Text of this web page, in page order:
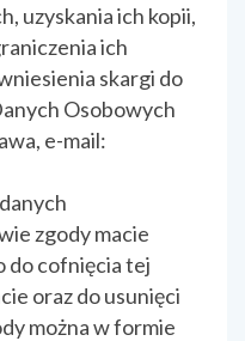
uzyskania ich kopii,
ich
skargi do
Osobowych
e-mail:
zgody macie
do cofnięcia tej
oraz do usunięci
można w formie